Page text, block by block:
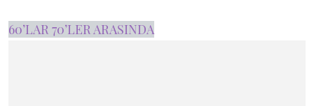
60’LAR 70’LER ARASINDA